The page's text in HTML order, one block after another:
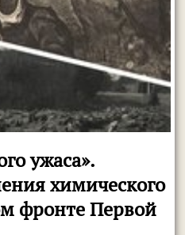
ужаса».
химического
фронте Первой